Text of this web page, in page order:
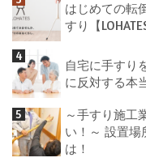
はじめての転
すり【
自宅に手すり
に反対する本
～手すり施工
い！～ 設置場
は！